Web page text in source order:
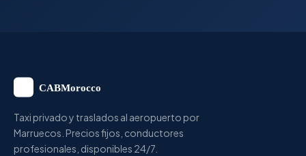
Taxi privado y traslados al aeropuerto por
Marruecos. Precios fijos, conductores
profesionales, disponibles 24/7.